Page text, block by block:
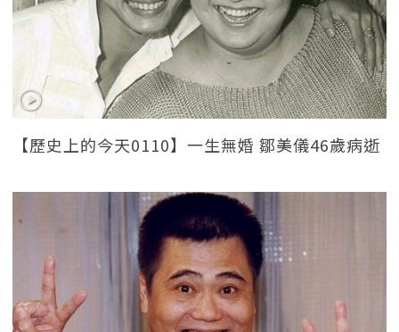
【歷史上的今天0110】一生無婚 鄒美儀46歲病逝